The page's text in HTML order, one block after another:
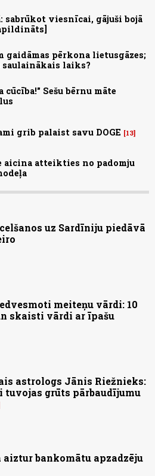
sabrūkot viesnīcai, gājuši bojā
gaidāmas pērkona lietusgāzes;
saulainākais laiks?
cūcība!" Sešu bērnu māte
grib palaist savu DOGE 13
atteikties no padomju
uz Sardīniju piedāvā
meiteņu vārdi: 10
skaisti vārdi ar īpašu
astrologs Jānis Riežnieks:
tuvojas grūts pārbaudījumu
bankomātu apzadzēju